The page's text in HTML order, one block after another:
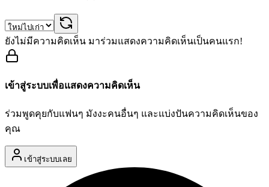
ยังไม่มีความคิดเห็น มาร่วมแสดงความคิดเห็นเป็นคนแรก!
เข้าสู่ระบบเพื่อแสดงความคิดเห็น
ร่วมพูดคุยกับแฟนๆ มังงะคนอื่นๆ และแบ่งปันความคิดเห็นของ
คุณ
เข้าสู่ระบบเลย